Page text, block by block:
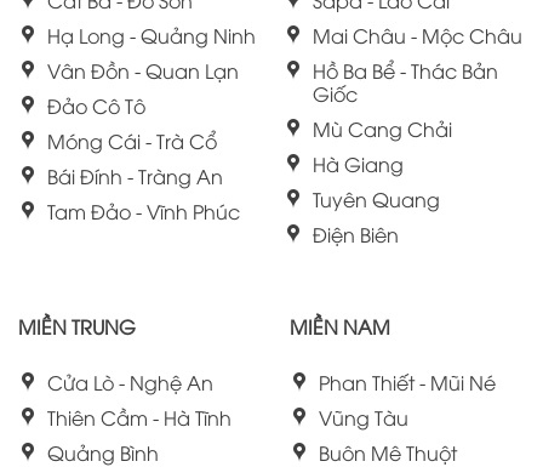
Hạ Long - Quảng Ninh
Vân Đồn - Quan Lạn
Đảo Cô Tô
Móng Cái - Trà Cổ
Bái Đính - Tràng An
Tam Đảo - Vĩnh Phúc
Mai Châu - Mộc Châu
Hồ Ba Bể - Thác Bản
Giốc
Mù Cang Chải
Hà Giang
Tuyên Quang
Điện Biên
MIỀN TRUNG
Cửa Lò - Nghệ An
Thiên Cầm - Hà Tĩnh
Quảng Bình
MIỀN NAM
Phan Thiết - Mũi Né
Vũng Tàu
Buôn Mê Thuột